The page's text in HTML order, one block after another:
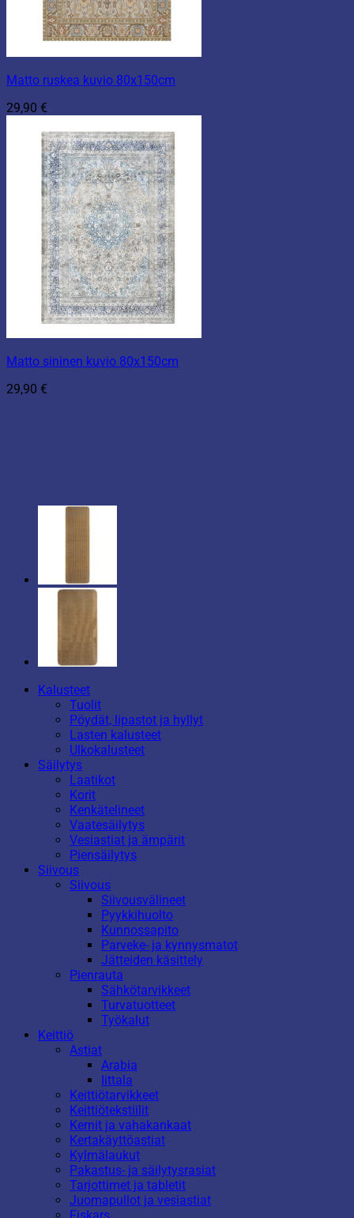
Matto ruskea kuvio 80x150cm
29,90 €
Matto sininen kuvio 80x150cm
29,90 €
Kalusteet
Tuolit
Pöydät, lipastot ja hyllyt
Lasten kalusteet
Ulkokalusteet
Säilytys
Laatikot
Korit
Kenkätelineet
Vaatesäilytys
Vesiastiat ja ämpärit
Piensäilytys
Siivous
Siivous
Siivousvälineet
Pyykkihuolto
Kunnossapito
Parveke- ja kynnysmatot
Jätteiden käsittely
Pienrauta
Sähkötarvikkeet
Turvatuotteet
Työkalut
Keittiö
Astiat
Arabia
Iittala
Keittiötarvikkeet
Keittiötekstiilit
Kernit ja vahakankaat
Kertakäyttöastiat
Kylmälaukut
Pakastus- ja säilytysrasiat
Tarjottimet ja tabletit
Juomapullot ja vesiastiat